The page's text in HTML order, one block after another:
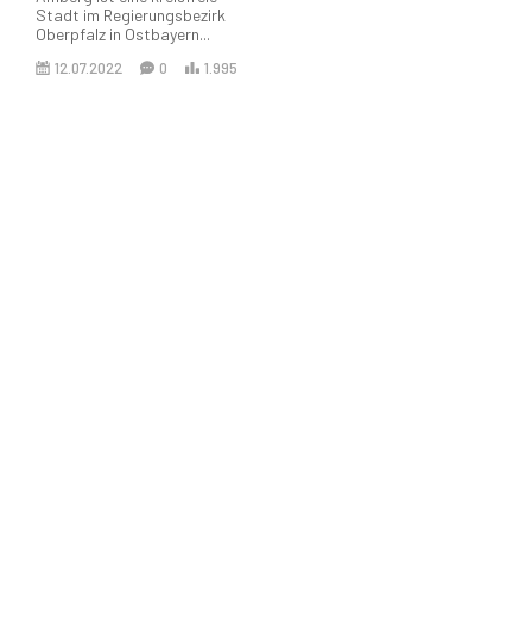
Stadt im Regierungsbezirk
Oberpfalz in Ostbayern...
12.07.2022 0 1.995